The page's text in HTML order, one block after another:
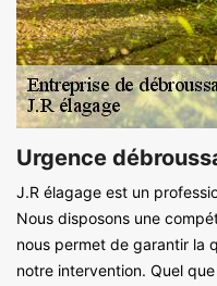
Urgence
J.R élagage est un
Nous disposons une
nous permet de garantir la
notre intervention. Quel